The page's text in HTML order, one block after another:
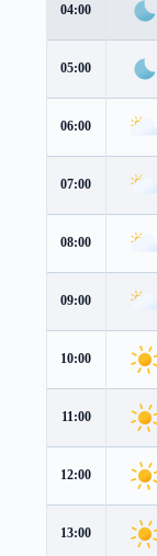
04:00
05:00
06:00
07:00
08:00
09:00
10:00
11:00
12:00
13:00